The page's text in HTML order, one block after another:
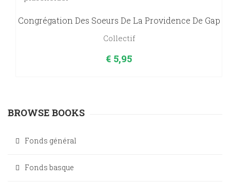
Congrégation Des Soeurs De La Providence De Gap
Collectif
€ 5,95
BROWSE BOOKS
Fonds général
Fonds basque